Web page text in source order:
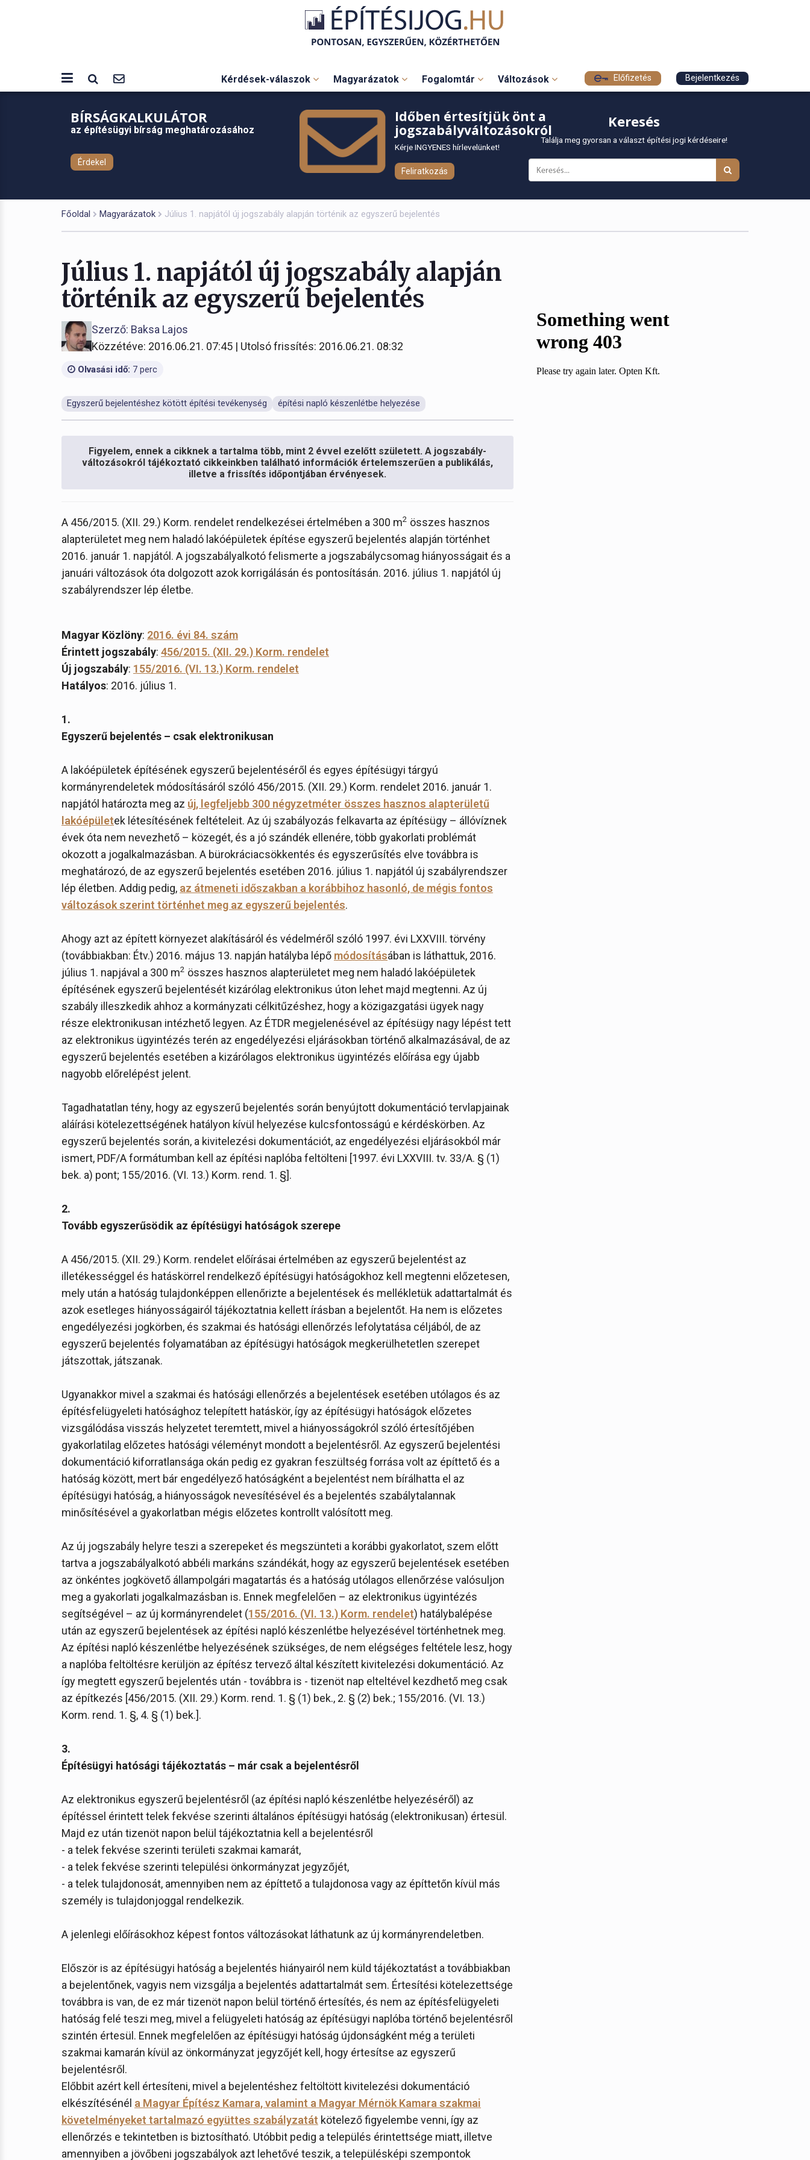
Kérdések-válaszok Magyarázatok Fogalomtár Változások Előfizetés Bejelentkezés
BÍRSÁGKALKULÁTOR
az építésügyi bírság meghatározásához
Érdekel
Időben értesítjük önt a
jogszabályváltozásokról
Kérje INGYENES hírlevelünket!
Feliratkozás
Keresés
Találja meg gyorsan a választ építési jogi kérdéseire!
Főoldal Magyarázatok Július 1. napjától új jogszabály alapján történik az egyszerű bejelentés
Július 1. napjától új jogszabály alapján
történik az egyszerű bejelentés
Szerző: Baksa Lajos
Közzétéve: 2016.06.21. 07:45 | Utolsó frissítés: 2016.06.21. 08:32
Olvasási idő: 7 perc
Egyszerű bejelentéshez kötött építési tevékenység építési napló készenlétbe helyezése
Figyelem, ennek a cikknek a tartalma több, mint 2 évvel ezelőtt született. A jogszabály-
változásokról tájékoztató cikkeinkben található információk értelemszerűen a publikálás,
illetve a frissítés időpontjában érvényesek.
A 456/2015. (XII. 29.) Korm. rendelet rendelkezései értelmében a 300 m2 összes hasznos
alapterületet meg nem haladó lakóépületek építése egyszerű bejelentés alapján történhet
2016. január 1. napjától. A jogszabályalkotó felismerte a jogszabálycsomag hiányosságait és a
januári változások óta dolgozott azok korrigálásán és pontosításán. 2016. július 1. napjától új
szabályrendszer lép életbe.
Magyar Közlöny: 2016. évi 84. szám
Érintett jogszabály: 456/2015. (XII. 29.) Korm. rendelet
Új jogszabály: 155/2016. (VI. 13.) Korm. rendelet
Hatályos: 2016. július 1.
1.
Egyszerű bejelentés – csak elektronikusan
A lakóépületek építésének egyszerű bejelentéséről és egyes építésügyi tárgyú
kormányrendeletek módosításáról szóló 456/2015. (XII. 29.) Korm. rendelet 2016. január 1.
napjától határozta meg az új, legfeljebb 300 négyzetméter összes hasznos alapterületű
lakóépületek létesítésének feltételeit. Az új szabályozás felkavarta az építésügy – állóvíznek
évek óta nem nevezhető – közegét, és a jó szándék ellenére, több gyakorlati problémát
okozott a jogalkalmazásban. A bürokráciacsökkentés és egyszerűsítés elve továbbra is
meghatározó, de az egyszerű bejelentés esetében 2016. július 1. napjától új szabályrendszer
lép életben. Addig pedig, az átmeneti időszakban a korábbihoz hasonló, de mégis fontos
változások szerint történhet meg az egyszerű bejelentés.
Ahogy azt az épített környezet alakításáról és védelméről szóló 1997. évi LXXVIII. törvény
(továbbiakban: Étv.) 2016. május 13. napján hatályba lépő módosításában is láthattuk, 2016.
július 1. napjával a 300 m2 összes hasznos alapterületet meg nem haladó lakóépületek
építésének egyszerű bejelentését kizárólag elektronikus úton lehet majd megtenni. Az új
szabály illeszkedik ahhoz a kormányzati célkitűzéshez, hogy a közigazgatási ügyek nagy
része elektronikusan intézhető legyen. Az ÉTDR megjelenésével az építésügy nagy lépést tett
az elektronikus ügyintézés terén az engedélyezési eljárásokban történő alkalmazásával, de az
egyszerű bejelentés esetében a kizárólagos elektronikus ügyintézés előírása egy újabb
nagyobb előrelépést jelent.
Tagadhatatlan tény, hogy az egyszerű bejelentés során benyújtott dokumentáció tervlapjainak
aláírási kötelezettségének hatályon kívül helyezése kulcsfontosságú e kérdéskörben. Az
egyszerű bejelentés során, a kivitelezési dokumentációt, az engedélyezési eljárásokból már
ismert, PDF/A formátumban kell az építési naplóba feltölteni [1997. évi LXXVIII. tv. 33/A. § (1)
bek. a) pont; 155/2016. (VI. 13.) Korm. rend. 1. §].
2.
Tovább egyszerűsödik az építésügyi hatóságok szerepe
A 456/2015. (XII. 29.) Korm. rendelet előírásai értelmében az egyszerű bejelentést az
illetékességgel és hatáskörrel rendelkező építésügyi hatóságokhoz kell megtenni előzetesen,
mely után a hatóság tulajdonképpen ellenőrizte a bejelentések és mellékletük adattartalmát és
azok esetleges hiányosságairól tájékoztatnia kellett írásban a bejelentőt. Ha nem is előzetes
engedélyezési jogkörben, és szakmai és hatósági ellenőrzés lefolytatása céljából, de az
egyszerű bejelentés folyamatában az építésügyi hatóságok megkerülhetetlen szerepet
játszottak, játszanak.
Ugyanakkor mivel a szakmai és hatósági ellenőrzés a bejelentések esetében utólagos és az
építésfelügyeleti hatósághoz telepített hatáskör, így az építésügyi hatóságok előzetes
vizsgálódása visszás helyzetet teremtett, mivel a hiányosságokról szóló értesítőjében
gyakorlatilag előzetes hatósági véleményt mondott a bejelentésről. Az egyszerű bejelentési
dokumentáció kiforratlansága okán pedig ez gyakran feszültség forrása volt az építtető és a
hatóság között, mert bár engedélyező hatóságként a bejelentést nem bírálhatta el az
építésügyi hatóság, a hiányosságok nevesítésével és a bejelentés szabálytalannak
minősítésével a gyakorlatban mégis előzetes kontrollt valósított meg.
Az új jogszabály helyre teszi a szerepeket és megszünteti a korábbi gyakorlatot, szem előtt
tartva a jogszabályalkotó abbéli markáns szándékát, hogy az egyszerű bejelentések esetében
az önkéntes jogkövető állampolgári magatartás és a hatóság utólagos ellenőrzése valósuljon
meg a gyakorlati jogalkalmazásban is. Ennek megfelelően – az elektronikus ügyintézés
segítségével – az új kormányrendelet (155/2016. (VI. 13.) Korm. rendelet) hatálybalépése
után az egyszerű bejelentések az építési napló készenlétbe helyezésével történhetnek meg.
Az építési napló készenlétbe helyezésének szükséges, de nem elégséges feltétele lesz, hogy
a naplóba feltöltésre kerüljön az építész tervező által készített kivitelezési dokumentáció. Az
így megtett egyszerű bejelentés után - továbbra is - tizenöt nap elteltével kezdhető meg csak
az építkezés [456/2015. (XII. 29.) Korm. rend. 1. § (1) bek., 2. § (2) bek.; 155/2016. (VI. 13.)
Korm. rend. 1. §, 4. § (1) bek.].
3.
Építésügyi hatósági tájékoztatás – már csak a bejelentésről
Az elektronikus egyszerű bejelentésről (az építési napló készenlétbe helyezéséről) az
építéssel érintett telek fekvése szerinti általános építésügyi hatóság (elektronikusan) értesül.
Majd ez után tizenöt napon belül tájékoztatnia kell a bejelentésről
- a telek fekvése szerinti területi szakmai kamarát,
- a telek fekvése szerinti települési önkormányzat jegyzőjét,
- a telek tulajdonosát, amennyiben nem az építtető a tulajdonosa vagy az építtetőn kívül más
személy is tulajdonjoggal rendelkezik.
A jelenlegi előírásokhoz képest fontos változásokat láthatunk az új kormányrendeletben.
Először is az építésügyi hatóság a bejelentés hiányairól nem küld tájékoztatást a továbbiakban
a bejelentőnek, vagyis nem vizsgálja a bejelentés adattartalmát sem. Értesítési kötelezettsége
továbbra is van, de ez már tizenöt napon belül történő értesítés, és nem az építésfelügyeleti
hatóság felé teszi meg, mivel a felügyeleti hatóság az építésügyi naplóba történő bejelentésről
szintén értesül. Ennek megfelelően az építésügyi hatóság újdonságként még a területi
szakmai kamarán kívül az önkormányzat jegyzőjét kell, hogy értesítse az egyszerű
bejelentésről.
Előbbit azért kell értesíteni, mivel a bejelentéshez feltöltött kivitelezési dokumentáció
elkészítésénél a Magyar Építész Kamara, valamint a Magyar Mérnök Kamara szakmai
követelményeket tartalmazó együttes szabályzatát kötelező figyelembe venni, így az
ellenőrzés e tekintetben is biztosítható. Utóbbit pedig a település érintettsége miatt, illetve
amennyiben a jövőbeni jogszabályok azt lehetővé teszik, a településképi szempontok